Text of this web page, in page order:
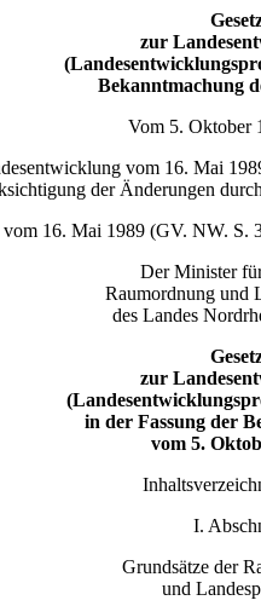
zur
Bekanntmachung
Vom 5. Oktober
vom 16. Mai
der Änderungen durch
16. Mai 1989 (GV. NW. S.
Der Minister
Raumordnung und
des Landes
zur
in der Fassung der
vom 5.
I.
Grundsätze der
und